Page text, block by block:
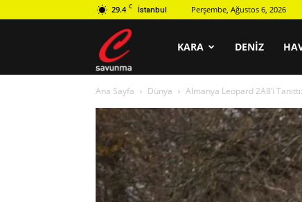
29.4 C İstanbul Perşembe, Ağustos 6, 2026
KARA DENIZ
Ana Sayfa Dünya Almanya Leopard 2A8’i